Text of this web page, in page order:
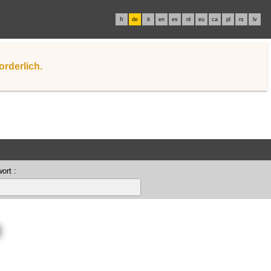
fr de it en es nl eu ca pl rs lv
: